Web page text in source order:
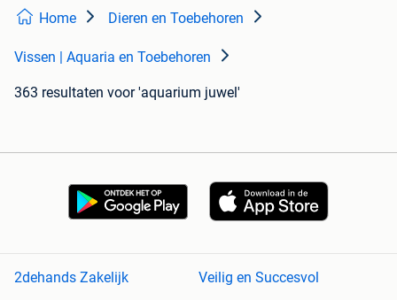
Home Dieren en Toebehoren
Vissen | Aquaria en Toebehoren
363 resultaten voor 'aquarium juwel'
2dehands Zakelijk
Veilig en Succesvol